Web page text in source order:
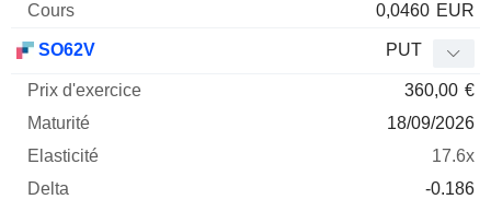
0,0460 EUR
SO62V PUT
360,00 €
18/09/2026
17.6x
-0.186